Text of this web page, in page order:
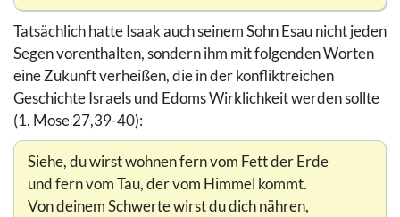
Tatsächlich hatte Isaak auch seinem Sohn Esau nicht jeden
Segen vorenthalten, sondern ihm mit folgenden Worten
eine Zukunft verheißen, die in der konfliktreichen
Geschichte Israels und Edoms Wirklichkeit werden sollte
(1. Mose 27,39-40):
Siehe, du wirst wohnen fern vom Fett der Erde
und fern vom Tau, der vom Himmel kommt.
Von deinem Schwerte wirst du dich nähren,